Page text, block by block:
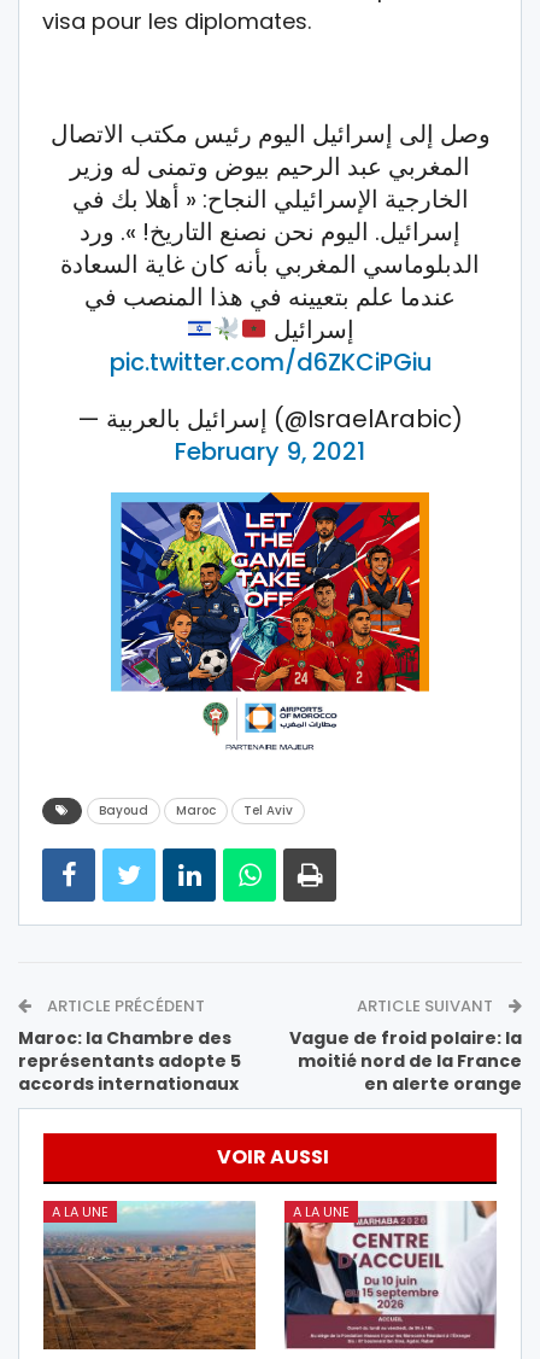
visa pour les diplomates.
وصل إلى إسرائيل اليوم رئيس مكتب الاتصال
المغربي عبد الرحيم بيوض وتمنى له وزير
الخارجية الإسرائيلي النجاح: « أهلا بك في
إسرائيل. اليوم نحن نصنع التاريخ! ». ورد
الدبلوماسي المغربي بأنه كان غاية السعادة
عندما علم بتعيينه في هذا المنصب في
إسرائيل
pic.twitter.com/d6ZKCiPGiu
— إسرائيل بالعربية (@IsraelArabic)
February 9, 2021
Bayoud Maroc Tel Aviv
ARTICLE PRÉCÉDENT
Maroc: la Chambre des
représentants adopte 5
accords internationaux
ARTICLE SUIVANT
Vague de froid polaire: la
moitié nord de la France
en alerte orange
VOIR AUSSI
A LA UNE A LA UNE